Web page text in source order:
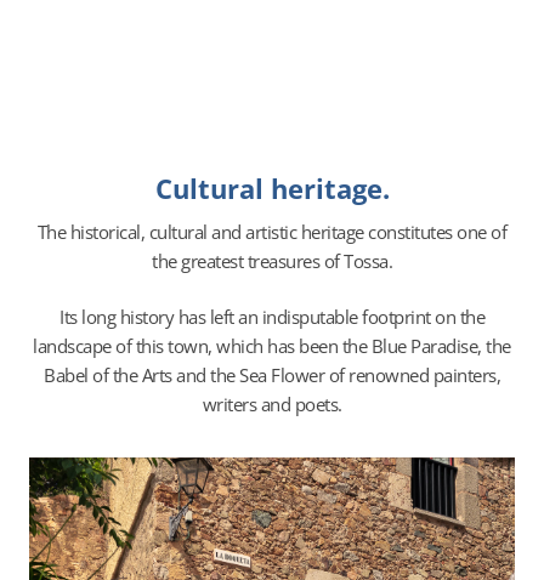
Cultural heritage.
The historical, cultural and artistic heritage constitutes one of
the greatest treasures of Tossa.
Its long history has left an indisputable footprint on the
landscape of this town, which has been the Blue Paradise, the
Babel of the Arts and the Sea Flower of renowned painters,
writers and poets.